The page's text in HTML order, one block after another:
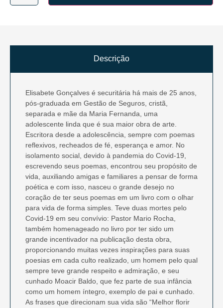
Descrição
Elisabete Gonçalves é securitária há mais de 25 anos,
pós-graduada em Gestão de Seguros, cristã,
separada e mãe da Maria Fernanda, uma
adolescente linda que é sua maior obra de arte.
Escritora desde a adolescência, sempre com poemas
reflexivos, recheados de fé, esperança e amor. No
isolamento social, devido à pandemia do Covid-19,
escrevendo seus poemas, encontrou seu propósito de
vida, auxiliando amigas e familiares a pensar de forma
poética e com isso, nasceu o grande desejo no
coração de ter seus poemas em um livro com o olhar
para vida de forma simples. Teve duas mortes pelo
Covid-19 em seu convívio: Pastor Mario Rocha,
também homenageado no livro por ter sido um
grande incentivador na publicação desta obra,
proporcionando muitas vezes inspirações para suas
poesias em cada culto realizado, um homem pelo qual
sempre teve grande respeito e admiração, e seu
cunhado Moacir Baldo, que fez parte de sua infância
como um homem íntegro, exemplo de pai e cunhado.
As frases que direcionam sua vida são “Melhor florir